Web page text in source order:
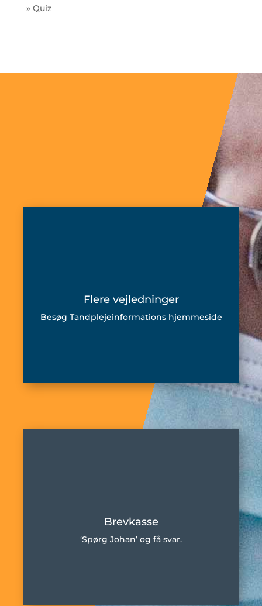
» Quiz
Flere vejledninger
Besøg Tandplejeinformations hjemmeside
Brevkasse
‘Spørg Johan’ og få svar.